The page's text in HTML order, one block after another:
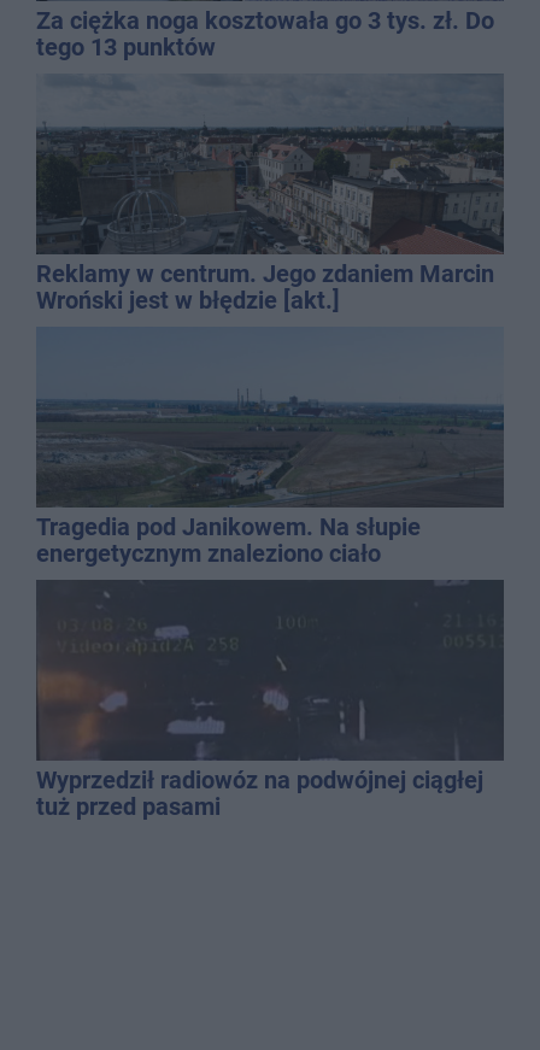
Za ciężka noga kosztowała go 3 tys. zł. Do
tego 13 punktów
Reklamy w centrum. Jego zdaniem Marcin
Wroński jest w błędzie [akt.]
Tragedia pod Janikowem. Na słupie
energetycznym znaleziono ciało
mężczyzny
Wyprzedził radiowóz na podwójnej ciągłej
tuż przed pasami